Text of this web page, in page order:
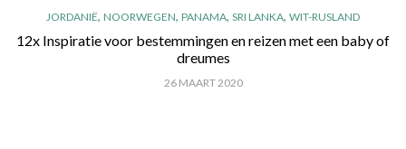
JORDANIË, NOORWEGEN, PANAMA, SRI LANKA, WIT-RUSLAND
12x Inspiratie voor bestemmingen en reizen met een baby of
dreumes
26 MAART 2020